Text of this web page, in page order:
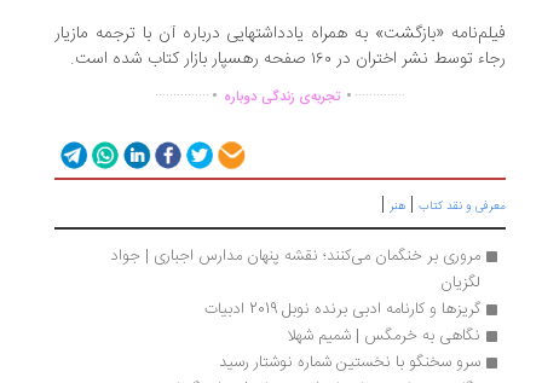
«بازگشت» به همراه یادداشتهایی درباره آن با ترجمه مازیار
نشر اختران در ۱۶۰ صفحه رهسپار بازار کتاب شده است.
................تجربه‌ی زندگی دوباره ...............
و نقد کتاب|هنر|
مروری بر خنگمان می‌کنند؛ نقشه پنهان مدارس اجباری | جواد
گریزها و کارنامه‌ ادبی برنده نوبل 2019 ادبیات
نگاهی به خرمگس | شمیم شهلا
سرو سخنگو با نخستین شماره نوشتار رسید